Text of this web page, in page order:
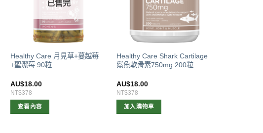
已售完
Healthy Care 月見草+蔓越莓
+聖潔莓 90粒
AU$18.00
NT$378
查看內容
Healthy Care Shark Cartilage
鯊魚軟骨素750mg 200粒
AU$18.00
NT$378
加入購物車